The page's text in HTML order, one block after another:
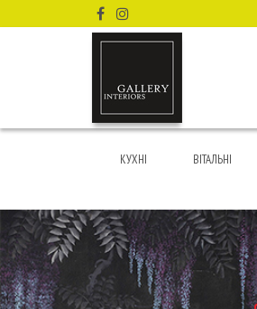
КУХНІ ВІТАЛЬНІ